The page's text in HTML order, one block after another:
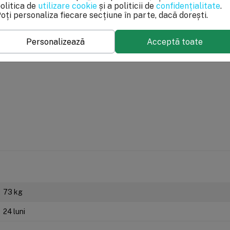
unui volum de apă prestabilit.
schimbătoare de ioni, puternic acidă, eliminare duritate.
fier, mangan și materii organice, capacitate schimb ioni de
73 kg
24 luni
de utilizare cookie și a politicii de confidențialitate.
personaliza fiecare secțiune în parte, dacă dorești.
Personalizează Acceptă toate